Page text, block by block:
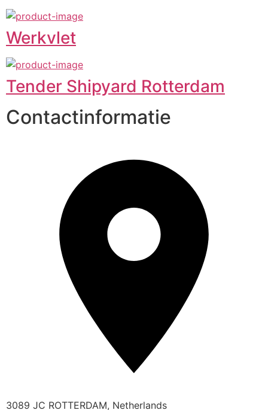
Werkvlet
Tender Shipyard Rotterdam
Contactinformatie
3089 JC ROTTERDAM, Netherlands